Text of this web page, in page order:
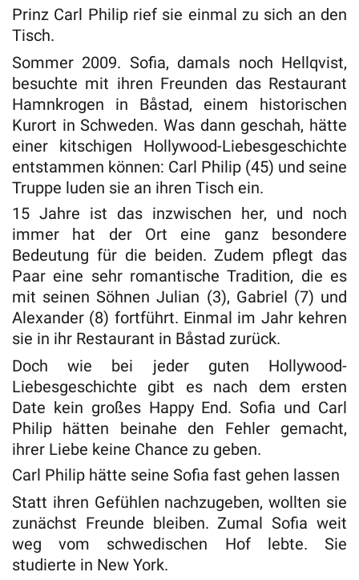
Prinz Carl Philip rief sie einmal zu sich an den
Tisch.
Sommer 2009. Sofia, damals noch Hellqvist,
besuchte mit ihren Freunden das Restaurant
Hamnkrogen in Båstad, einem historischen
Kurort in Schweden. Was dann geschah, hätte
einer kitschigen Hollywood-Liebesgeschichte
entstammen können: Carl Philip (45) und seine
Truppe luden sie an ihren Tisch ein.
15 Jahre ist das inzwischen her, und noch
immer hat der Ort eine ganz besondere
Bedeutung für die beiden. Zudem pflegt das
Paar eine sehr romantische Tradition, die es
mit seinen Söhnen Julian (3), Gabriel (7) und
Alexander (8) fortführt. Einmal im Jahr kehren
sie in ihr Restaurant in Båstad zurück.
Doch wie bei jeder guten Hollywood-
Liebesgeschichte gibt es nach dem ersten
Date kein großes Happy End. Sofia und Carl
Philip hätten beinahe den Fehler gemacht,
ihrer Liebe keine Chance zu geben.
Carl Philip hätte seine Sofia fast gehen lassen
Statt ihren Gefühlen nachzugeben, wollten sie
zunächst Freunde bleiben. Zumal Sofia weit
weg vom schwedischen Hof lebte. Sie
studierte in New York.